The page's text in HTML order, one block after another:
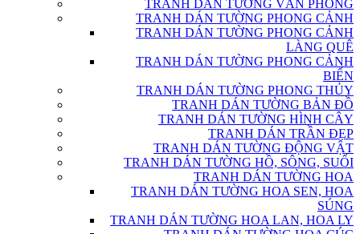
TRANH DÁN TƯỜNG VĂN PHÒNG
TRANH DÁN TƯỜNG PHONG CẢNH
TRANH DÁN TƯỜNG PHONG CẢNH
LÀNG QUÊ
TRANH DÁN TƯỜNG PHONG CẢNH
BIỂN
TRANH DÁN TƯỜNG PHONG THỦY
TRANH DÁN TƯỜNG BẢN ĐỒ
TRANH DÁN TƯỜNG HÌNH CÂY
TRANH DÁN TRẦN ĐẸP
TRANH DÁN TƯỜNG ĐỘNG VẬT
TRANH DÁN TƯỜNG HỒ, SÔNG, SUỐI
TRANH DÁN TƯỜNG HOA
TRANH DÁN TƯỜNG HOA SEN, HOA
SÚNG
TRANH DÁN TƯỜNG HOA LAN, HOA LY